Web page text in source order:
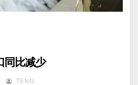
同比减少
TENG